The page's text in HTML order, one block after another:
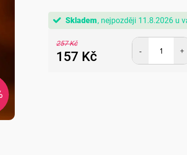
Skladem 11.8.2026
257 Kč
157 Kč